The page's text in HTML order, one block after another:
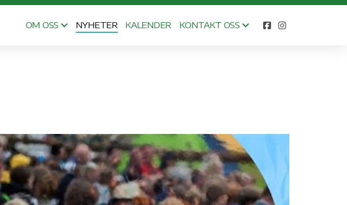
OM OSS NYHETER KALENDER KONTAKT OSS